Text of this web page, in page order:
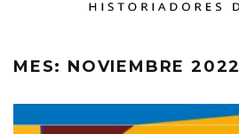
MES: NOVIEMBRE 2022